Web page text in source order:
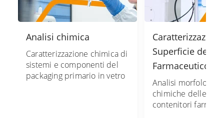
Analisi chimica
Caratterizzazione chimica di
sistemi e componenti del
packaging primario in vetro
Caratterizzazione
Superficie del
Farmaceutico
Analisi
chimiche delle
contenitori